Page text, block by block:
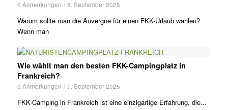
0 Anmerkungen / 8. September 2025
Warum sollte man die Auvergne für einen FKK-Urlaub wählen?
Wenn man
Wie wählt man den besten FKK-Campingplatz in
Frankreich?
0 Anmerkungen / 7. September 2025
FKK-Camping in Frankreich ist eine einzigartige Erfahrung, die...